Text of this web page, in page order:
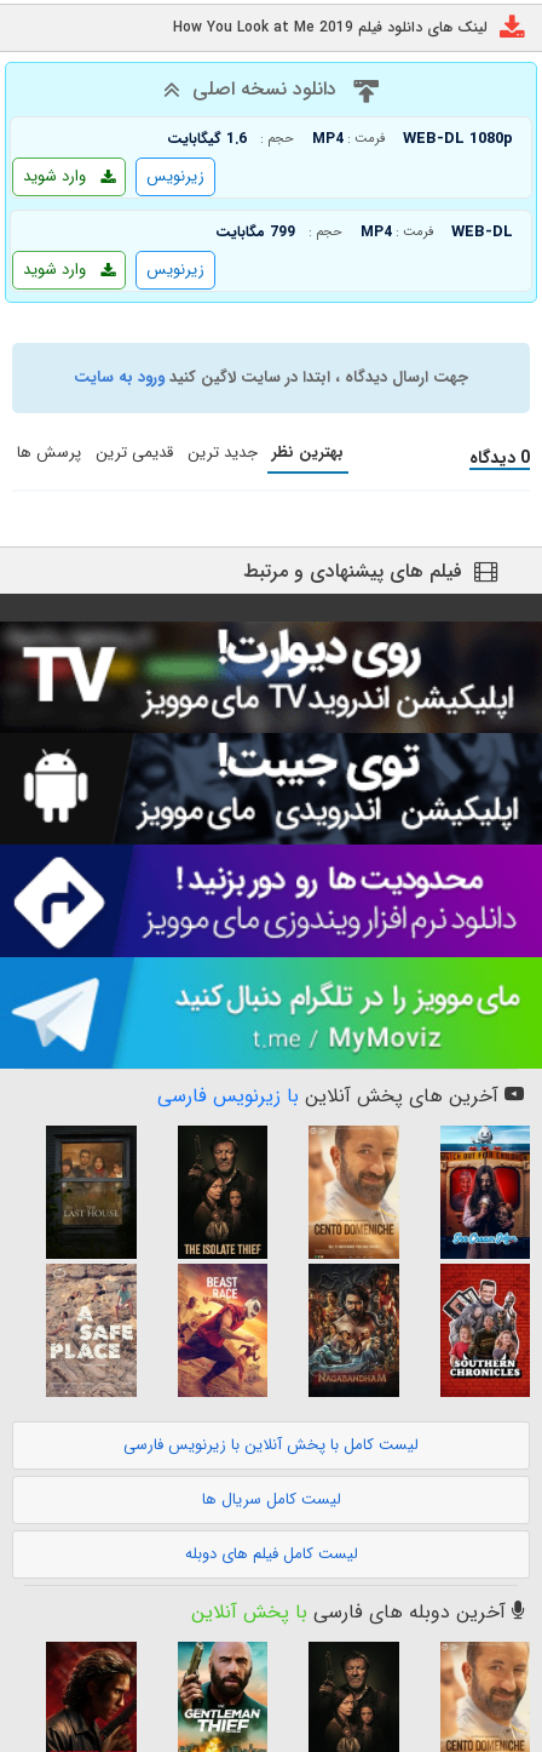
لینک های دانلود فیلم How You Look at Me 2019
دانلود نسخه اصلی
WEB-DL 1080p فرمت : MP4 حجم : 1.6 گیگابایت
وارد شوید زیرنویس
WEB-DL فرمت : MP4 حجم : 799 مگابایت
وارد شوید زیرنویس
جهت ارسال دیدگاه ، ابتدا در سایت لاگین کنیدورود به سایت
0 دیدگاه بهترین نظر جدید ترین قدیمی ترین پرسش ها
فیلم های پیشنهادی و مرتبط
آخرین های پخش آنلاین با زیرنویس فارسی
لیست کامل با پخش آنلاین با زیرنویس فارسی
لیست کامل سریال ها
لیست کامل فیلم های دوبله
آخرین دوبله های فارسی با پخش آنلاین